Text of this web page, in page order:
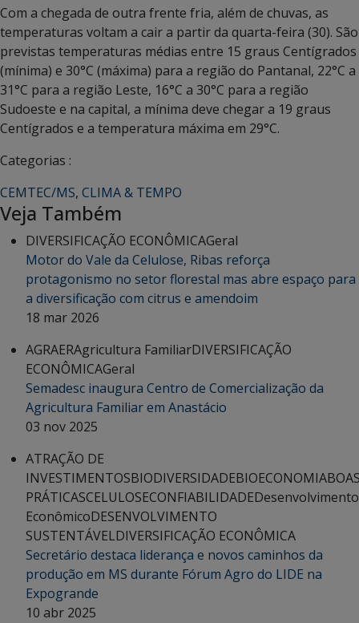
Com a chegada de outra frente fria, além de chuvas, as
temperaturas voltam a cair a partir da quarta-feira (30). São
previstas temperaturas médias entre 15 graus Centígrados
(mínima) e 30°C (máxima) para a região do Pantanal, 22°C a
31°C para a região Leste, 16°C a 30°C para a região
Sudoeste e na capital, a mínima deve chegar a 19 graus
Centígrados e a temperatura máxima em 29°C.
Categorias :
CEMTEC/MS, CLIMA & TEMPO
Veja Também
DIVERSIFICAÇÃO ECONÔMICAGeral
Motor do Vale da Celulose, Ribas reforça
protagonismo no setor florestal mas abre espaço para
a diversificação com citrus e amendoim
18 mar 2026
AGRAERAgricultura FamiliarDIVERSIFICAÇÃO
ECONÔMICAGeral
Semadesc inaugura Centro de Comercialização da
Agricultura Familiar em Anastácio
03 nov 2025
ATRAÇÃO DE
INVESTIMENTOSBIODIVERSIDADEBIOECONOMIA
PRÁTICASCELULOSECONFIABILIDADEDesenvolvimento
EconômicoDESENVOLVIMENTO
SUSTENTÁVELDIVERSIFICAÇÃO ECONÔMICA
Secretário destaca liderança e novos caminhos da
produção em MS durante Fórum Agro do LIDE na
Expogrande
10 abr 2025